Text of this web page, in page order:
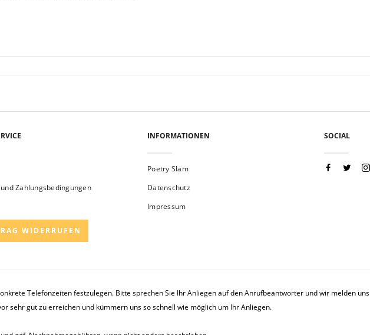
Zahlungsbedingungen
WIDERRUFEN
INFORMATIONEN
Poetry Slam
Datenschutz
Impressum
SOCIAL
Telefonzeiten festzulegen. Bitte sprechen Sie Ihr Anliegen auf den Anrufbeantworter und wir melden uns
sehr gut zu erreichen und kümmern uns so schnell wie möglich um Ihr Anliegen.